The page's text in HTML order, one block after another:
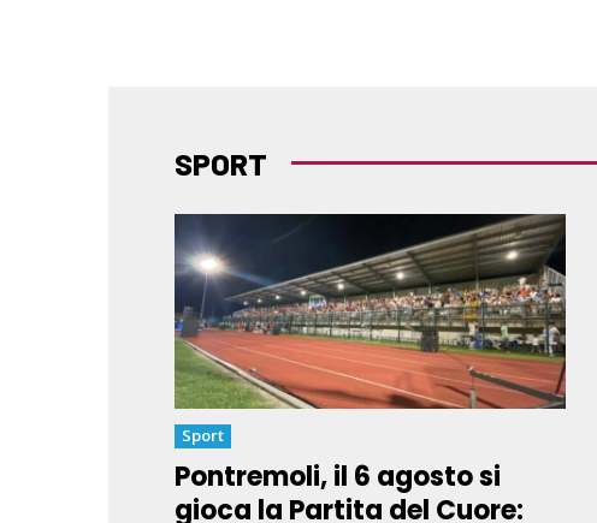
SPORT
Sport
Pontremoli, il 6 agosto si
gioca la Partita del Cuore: